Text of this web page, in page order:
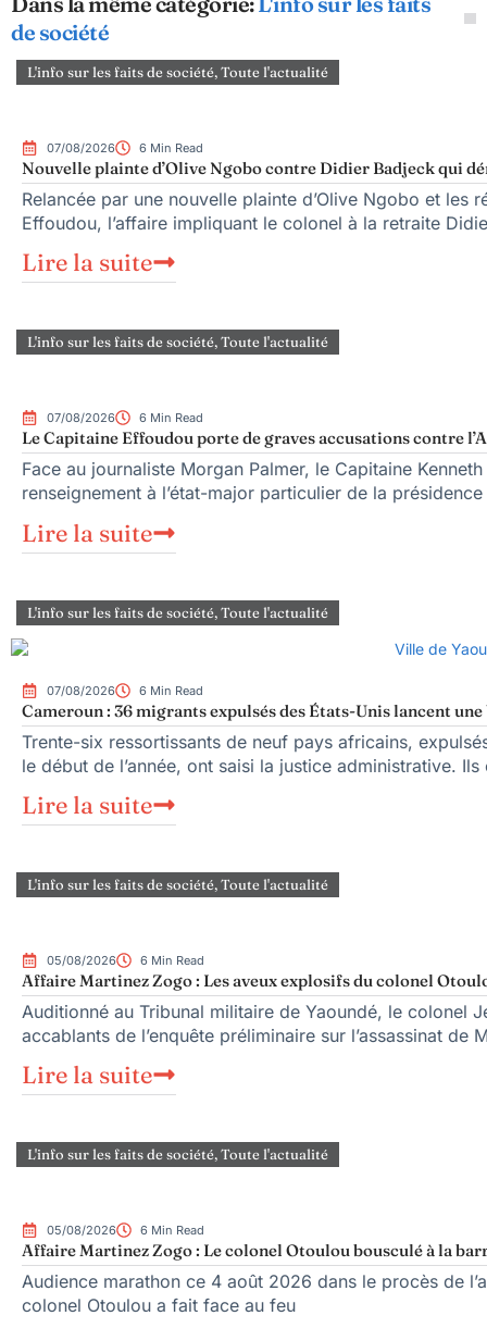
de société
L'info sur les faits de société,Toute l'actualité
07/08/2026 6 Min Read
Nouvelle plainte d’Olive Ngobo contre Didier Badjeck qui
Relancée par une nouvelle plainte d’Olive Ngobo et les
Effoudou, l’affaire impliquant le colonel à la retraite
Lire la suite
L'info sur les faits de société,Toute l'actualité
07/08/2026 6 Min Read
Le Capitaine Effoudou porte de graves accusations contre
Face au journaliste Morgan Palmer, le Capitaine
renseignement à l’état-major particulier de la
Lire la suite
L'info sur les faits de société,Toute l'actualité
07/08/2026 6 Min Read
Cameroun : 36 migrants expulsés des États-Unis lancent
Trente-six ressortissants de neuf pays africains,
le début de l’année, ont saisi la justice administrative. Ils
Lire la suite
L'info sur les faits de société,Toute l'actualité
05/08/2026 6 Min Read
Affaire Martinez Zogo : Les aveux explosifs du colonel
Auditionné au Tribunal militaire de Yaoundé, le colonel
accablants de l’enquête préliminaire sur l’assassinat de
Lire la suite
L'info sur les faits de société,Toute l'actualité
05/08/2026 6 Min Read
Affaire Martinez Zogo : Le colonel Otoulou bousculé à la
Audience marathon ce 4 août 2026 dans le procès de
colonel Otoulou a fait face au feu